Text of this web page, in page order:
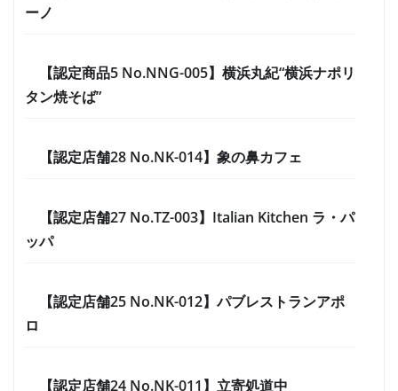
ーノ
【認定商品5 No.NNG-005】横浜丸紀“横浜ナポリ
タン焼そば”
【認定店舗28 No.NK-014】象の鼻カフェ
【認定店舗27 No.TZ-003】Italian Kitchen ラ・パ
ッパ
【認定店舗25 No.NK-012】パブレストランアポ
ロ
【認定店舗24 No.NK-011】立寄処道中